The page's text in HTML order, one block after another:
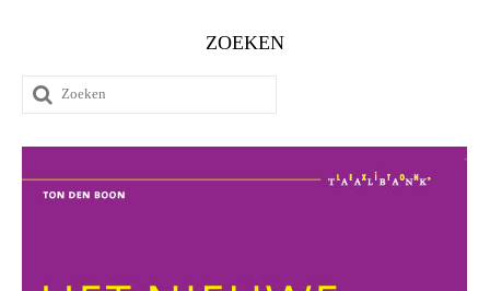
ZOEKEN
Zoeken
naar: